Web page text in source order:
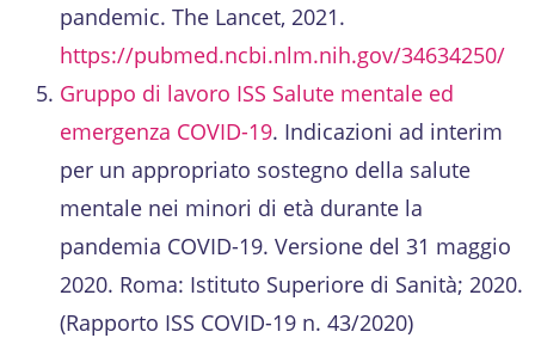
pandemic. The Lancet, 2021.
https://pubmed.ncbi.nlm.nih.gov/34634250/
Gruppo di lavoro ISS Salute mentale ed
emergenza COVID-19. Indicazioni ad interim
per un appropriato sostegno della salute
mentale nei minori di età durante la
pandemia COVID-19. Versione del 31 maggio
2020. Roma: Istituto Superiore di Sanità; 2020.
(Rapporto ISS COVID-19 n. 43/2020)